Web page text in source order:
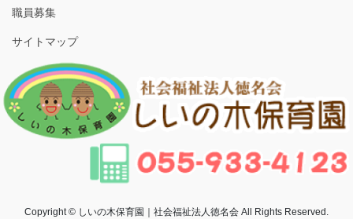
職員募集
サイトマップ
Copyright © しいの木保育園｜社会福祉法人徳名会 All Rights Reserved.